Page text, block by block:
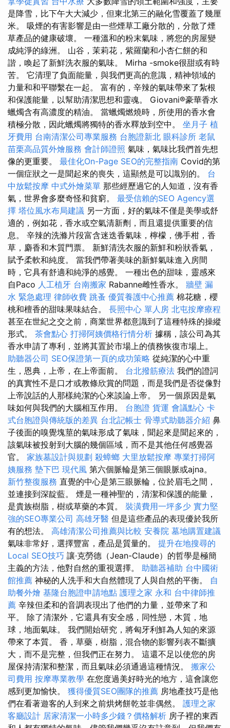
是降雪，比下午大大減少，但東北第三的融化雪覆蓋了幾厘
米。 吸煙的有害影響是由一些煙草工廠分散的，分散了煙
草產品的健康破壞。 一種溫和的粉末氣味，將您的房屋變
成純淨的綠洲。 山谷，茉莉花，紫羅蘭和小杏仁餅的和
諧，喚起了新鮮洗衣服的氣味。 Mirha -smoke很甜或有時
苦。 它清理了負面能量，與我們更高的意識，精神領域的
力量和和平聯繫在一起。 富有的，辛辣的氣味帶來了紮根
和保護能量，以幫助清潔思想和靈魂。 Giovani®豪華香水
蠟燭含有高濃度的精油。 當蠟燭燃燒時，所使用的香水會
積極分散，因此蠟燭將獨特的香水釋放到空中。 坐月子 植
牙費用 台南清潔公司專業服務 台胞證新北 眼科診所 老鼠
苗栗高品質外燴服務 會計師證照 氣味，氣味比我們首先想
像的更重要。 最佳化On-Page SEO的完整指南 Covid的第
一個症狀之一是聞起來的喪失，這顯然是可以識別的。 台
中放鬆按摩 中式外燴菜單 那些經歷過它的人知道，沒有香
氣，世界會多麼奇怪和貧窮。 最受信賴的SEO Agency選
擇 塔位風水布局建議 另一方面，好的氣味不僅是美學或舒
適的，例如花，香水或空氣清新劑，而且還提供重要的信
息。 辛辣的洗滌片段富含迷迭香氣味，檸檬，佛手柑，香
草，麝香和木質門票。 新鮮清洗衣服的新鮮和粉狀香氣，
賦予柔軟和純度。 當我們帶著美味的新鮮氣味進入房間
時，它具有舒適和純淨的感覺。 一種出色的甜味，靈感來
自Paco 人工植牙 台南搬家 Rabanne雌性香水。 牆壁 漏
水 緊急處理 律師收費 跳蚤 優質養護中心推薦 棉花糖，櫻
桃和檀香的甜味果味結合。 長照中心 單人房 北屯按摩療程
甚至在世紀之交之前，商業世界都意識到了這種特殊的操縱
形式。 茶會點心 打掃阿姨價格行情分析 據稱，該公司為其
香水申請了專利，並將其置於市場上的債務恢復市場上。
助聽器公司 SEO保證第一頁的成功策略 從純潔的心中重
生，恩典，上帝，在上帝面前。 台北撥筋療法 我們的證詞
的真實性不是口才或教條欣賞的問題，而是我們是否從像對
上帝說話的人那樣純潔的心來談論上帝。 另一個原因是氣
味如何與我們的大腦相互作用。 台胞證 貨運 會議點心 卡
式台胞證與傳統版的差異 台北記帳士 骨導式助聽器介紹 鼻
子後面的嗅覺塊莖的氣味形成了氣味，聞起來是聞起來的，
該氣味被投射到大腦的幾個區域，而不是其他任何感覺器
官。 家族墓設計與規劃 殺蟑螂 大里放鬆按摩 專業打掃阿
姨服務 墊下巴 現代風 第六個脈輪是第三個眼脈或ajna。
新竹整復服務 直覺的中心是第三眼脈輪，位於眉毛之間，
並連接到深靛藍。 煙是一種神聖的，清潔和保護的能量，
是貴族樹脂，樹或草藥的本質。 裝潢費用一坪多少 實力堅
強的SEO專業公司 高雄牙醫 但是這些產品的表現優於我所
有的想法。 高雄清潔公司推薦與比較 安養院 墓地購置建議
氣味非常好，選擇豐富，產品是質量的。 提升在地搜尋的
Local SEO技巧 讓·克勞德（Jean-Claude）的哲學是極簡
主義的方法，他對自然的重視選擇。 助聽器補助 台中國術
館推薦 神秘的人洗手和大自然體現了人與自然的平衡。 自
助餐外燴 基隆台胞證申請地點 護理之家 永和 台中律師推
薦 辛辣但柔和的音調表現出了他們的力量，並帶來了和
平。 除了清潔外，它還具有安全感，同性戀，木質，地
球，地面氣味。 我們開始研究，將匈牙利鮮為人知的來源
帶來了本質。 香，草藥，樹脂，混合物的影響列表不斷擴
大，而不是完整，但我們正在努力。 這還不足以使您的房
屋保持清潔和整潔，而且氣味必須通過這種情況。 搬家公
司費用 按摩專業教學 在您度過美好時光的地方，這會讓您
感到更加愉快。 獲得優質SEO團隊的推薦 房地產技巧是他
們在看著遊客的人到來之前烘烤餅乾並非偶然。 護理之家
客廳設計 居家清潔一小時多少錢？價格解析 房子裡的東西